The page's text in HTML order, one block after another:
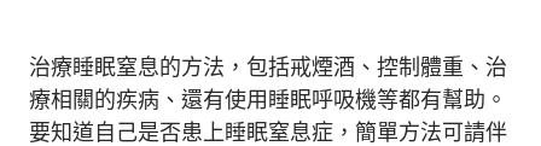
治療睡眠窒息的方法，包括戒煙酒、控制體重、治
療相關的疾病、還有使用睡眠呼吸機等都有幫助。
要知道自己是否患上睡眠窒息症，簡單方法可請伴